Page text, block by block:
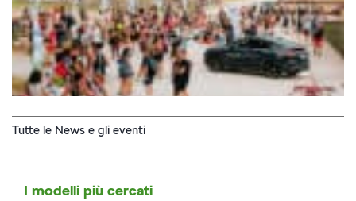
Tutte le News e gli eventi
I modelli più cercati